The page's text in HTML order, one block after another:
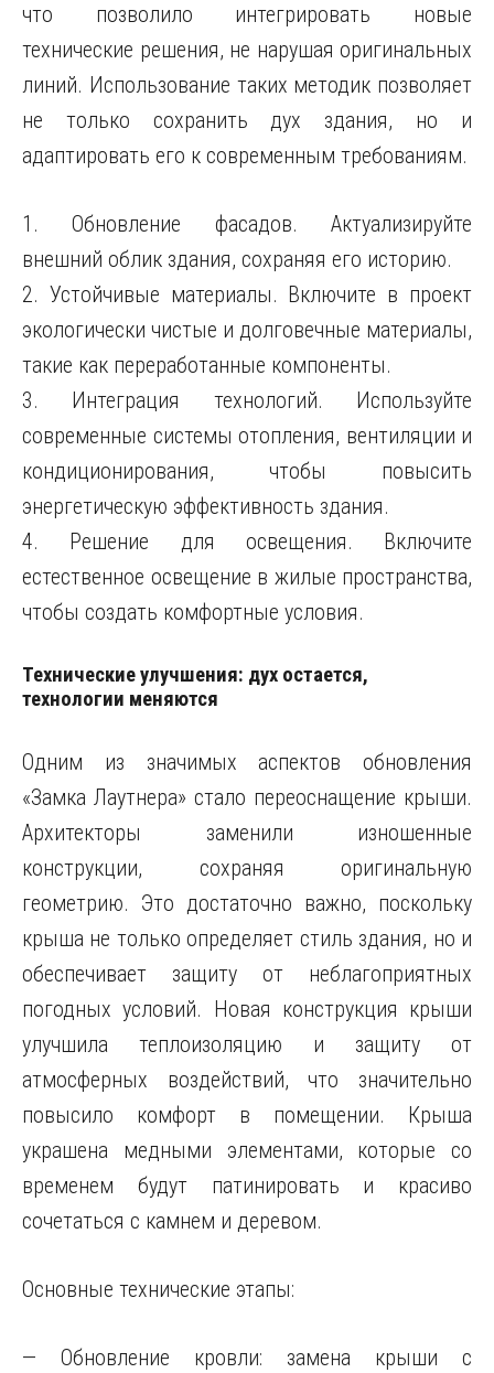
что позволило интегрировать новые
технические решения, не нарушая оригинальных
линий. Использование таких методик позволяет
не только сохранить дух здания, но и
адаптировать его к современным требованиям.
1. Обновление фасадов. Актуализируйте
внешний облик здания, сохраняя его историю.
2. Устойчивые материалы. Включите в проект
экологически чистые и долговечные материалы,
такие как переработанные компоненты.
3. Интеграция технологий. Используйте
современные системы отопления, вентиляции и
кондиционирования, чтобы повысить
энергетическую эффективность здания.
4. Решение для освещения. Включите
естественное освещение в жилые пространства,
чтобы создать комфортные условия.
Технические улучшения: дух остается,
технологии меняются
Одним из значимых аспектов обновления
«Замка Лаутнера» стало переоснащение крыши.
Архитекторы заменили изношенные
конструкции, сохраняя оригинальную
геометрию. Это достаточно важно, поскольку
крыша не только определяет стиль здания, но и
обеспечивает защиту от неблагоприятных
погодных условий. Новая конструкция крыши
улучшила теплоизоляцию и защиту от
атмосферных воздействий, что значительно
повысило комфорт в помещении. Крыша
украшена медными элементами, которые со
временем будут патинировать и красиво
сочетаться с камнем и деревом.
Основные технические этапы:
— Обновление кровли: замена крыши с